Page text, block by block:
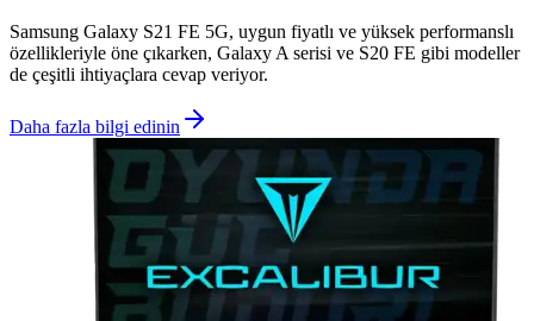
Samsung Galaxy S21 FE 5G, uygun fiyatlı ve yüksek performanslı
özellikleriyle öne çıkarken, Galaxy A serisi ve S20 FE gibi modeller
de çeşitli ihtiyaçlara cevap veriyor.
Daha fazla bilgi edinin